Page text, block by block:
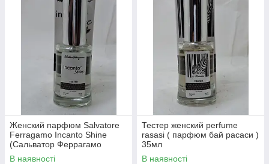
Женский парфюм Salvatore
Ferragamo Incanto Shine
(Сальватор Феррагамо
Инканто Шайн) 35мл
В наявності
Тестер женский perfume
rasasi ( парфюм бай расаси )
35мл
В наявності